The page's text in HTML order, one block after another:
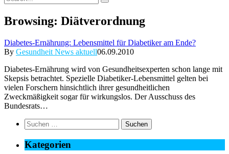
Browsing: Diätverordnung
Diabetes-Ernährung: Lebensmittel für Diabetiker am Ende?
By Gesundheit News aktuell06.09.2010
Diabetes-Ernährung wird von Gesundheitsexperten schon lange mit
Skepsis betrachtet. Spezielle Diabetiker-Lebensmittel gelten bei
vielen Forschern hinsichtlich ihrer gesundheitlichen
Zweckmäßigkeit sogar für wirkungslos. Der Ausschuss des
Bundesrats…
Suchen
nach:
Kategorien